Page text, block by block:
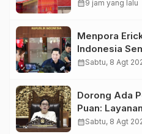
calendar_month9 jam yang lalu
Menpora
Indonesia
Destinasi
calendar_monthSabtu, 8 Agt
Dorong Ada
Puan:
Kehilangan
calendar_monthSabtu, 8 Agt